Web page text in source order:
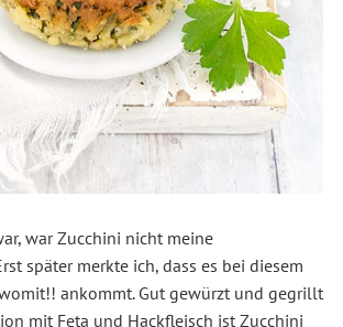
war Zucchini nicht meine
später merkte ich, dass es bei diesem
ankommt. Gut gewürzt und gegrillt
mit Feta und Hackfleisch ist Zucchini